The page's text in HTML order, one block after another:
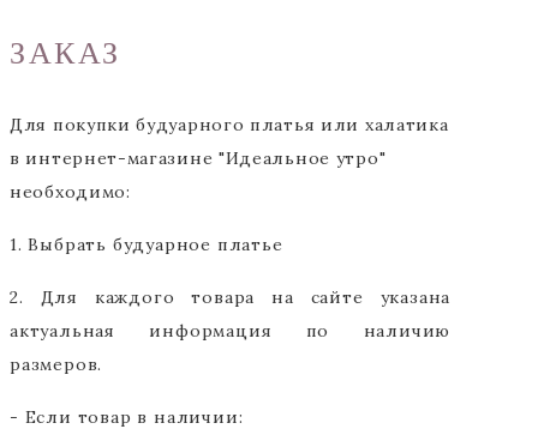
ЗАКАЗ
Для покупки будуарного платья или халатика
в интернет-магазине "Идеальное утро"
необходимо:
1. Выбрать будуарное платье
2. Для каждого товара на сайте указана
актуальная информация по наличию
размеров.
- Если товар в наличии: